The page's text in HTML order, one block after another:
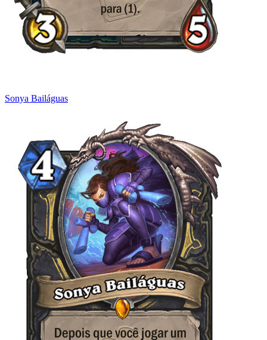
Sonya Bailáguas